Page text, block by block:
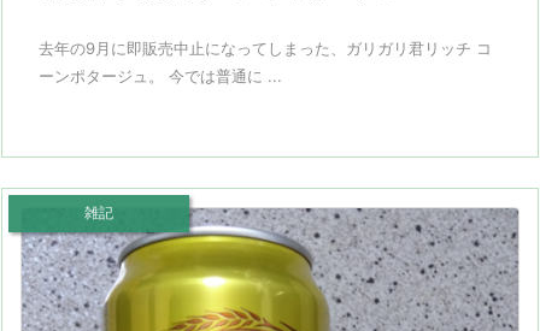
去年の9月に即販売中止になってしまった、ガリガリ君リッチ コ
ーンポタージュ。 今では普通に ...
雑記